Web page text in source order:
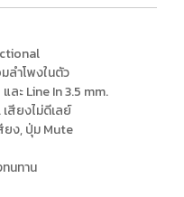
ลำโพงในตัว
ละ Line In 3.5 mm.
สียงไม่ดีเลย์
ยง, ปุ่ม Mute
นทาน